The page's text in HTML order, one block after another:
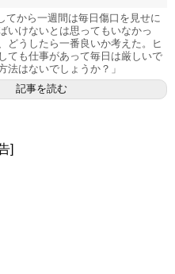
てから一週間は毎日傷口を見せに
いけないとは思ってもいなかっ
どうしたら一番良いか考えた。ヒ
ても仕事があって毎日は厳しいで
法はないでしょうか？」
記事を読む
]